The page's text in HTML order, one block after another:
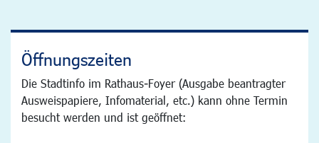
Öffnungszeiten
Die Stadtinfo im Rathaus-Foyer (Ausgabe beantragter
Ausweispapiere, Infomaterial, etc.) kann ohne Termin
besucht werden und ist geöffnet: